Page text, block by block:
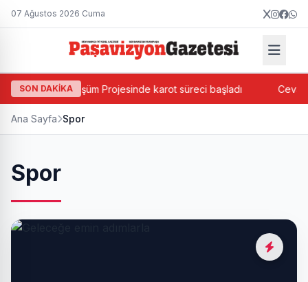
07 Ağustos 2026 Cuma
SON DAKİKA
Dönüşüm Projesinde karot süreci başladı Cevatpaşa’da
Ana Sayfa Spor
Spor